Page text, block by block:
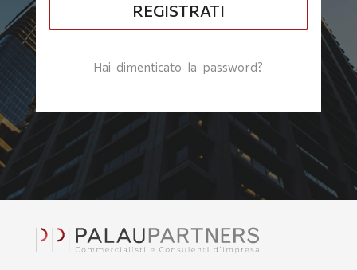
REGISTRATI
Hai dimenticato la password?